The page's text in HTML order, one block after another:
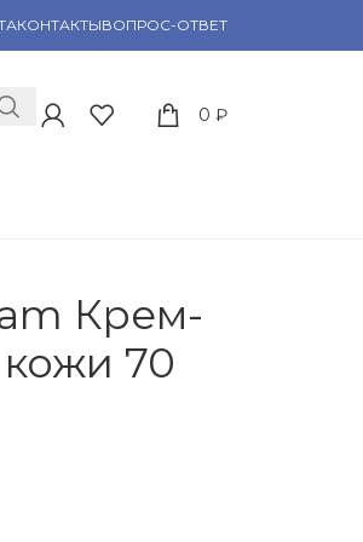
КОНТАКТЫВОПРОС-ОТВЕТ
0 ₽
Крем-
70